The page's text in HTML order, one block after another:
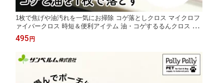
1枚で焦げや油汚れを一気にお掃除 コゲ落としクロス マイクロフ
ァイバークロス 時短＆便利アイテム 油・コゲするるんクロス サ
ンベルム（SANBELM）
495 円